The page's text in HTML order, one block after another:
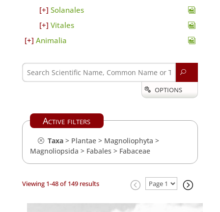
Solanales
Vitales
Animalia
U
 OPTIONS
Active filters
Taxa> Plantae> Magnoliophyta >
Magnoliopsida > Fabales > Fabaceae
Viewing 1-48 of 149 results